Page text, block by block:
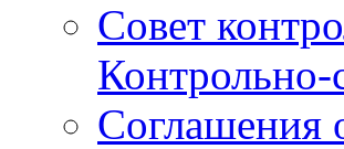
Совет
Контрольно-
Соглашения